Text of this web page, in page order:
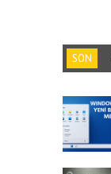
SON